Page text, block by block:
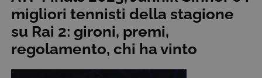
migliori tennisti della stagione
su Rai 2: gironi, premi,
regolamento, chi ha vinto